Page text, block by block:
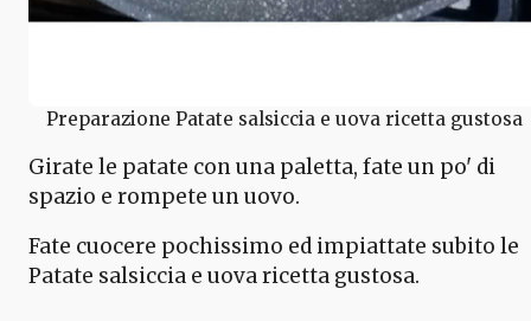
Preparazione Patate salsiccia e uova ricetta gustosa
Girate le patate con una paletta, fate un po' di
spazio e rompete un uovo.
Fate cuocere pochissimo ed impiattate subito le
Patate salsiccia e uova ricetta gustosa.